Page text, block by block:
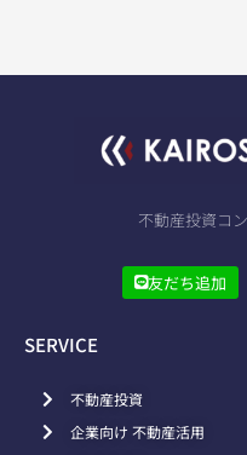
不動産投資コ
友だち追加
SERVICE
不動産投資
企業向け 不動産活用